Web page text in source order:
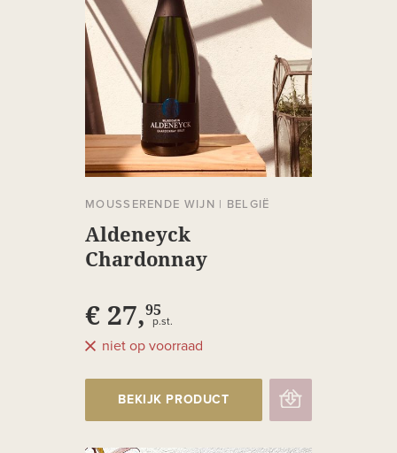
MOUSSERENDE WIJN | BELGIË
Aldeneyck
Chardonnay
€ 27,95
p.st.
niet op voorraad
BEKIJK PRODUCT